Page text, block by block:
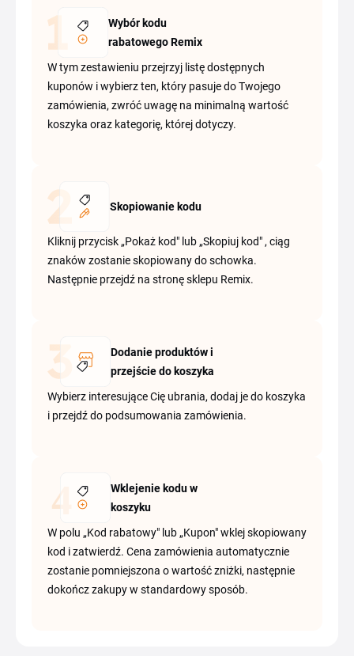
Wybór kodu
rabatowego Remix
W tym zestawieniu przejrzyj listę dostępnych
kuponów i wybierz ten, który pasuje do Twojego
zamówienia, zwróć uwagę na minimalną wartość
koszyka oraz kategorię, której dotyczy.
Skopiowanie kodu
Kliknij przycisk „Pokaż kod" lub „Skopiuj kod" , ciąg
znaków zostanie skopiowany do schowka.
Następnie przejdź na stronę sklepu Remix.
Dodanie produktów i
przejście do koszyka
Wybierz interesujące Cię ubrania, dodaj je do koszyka
i przejdź do podsumowania zamówienia.
Wklejenie kodu w
koszyku
W polu „Kod rabatowy" lub „Kupon" wklej skopiowany
kod i zatwierdź. Cena zamówienia automatycznie
zostanie pomniejszona o wartość zniżki, następnie
dokończ zakupy w standardowy sposób.